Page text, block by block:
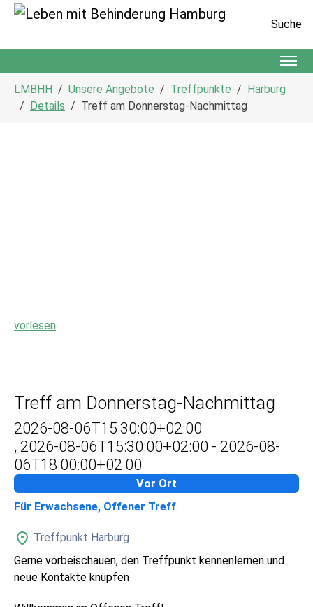
Suche
LMBHH Unsere Angebote Treffpunkte
Harburg
Details
Treff am Donnerstag-Nachmittag
vorlesen
Treff am Donnerstag-Nachmittag
2026-08-06T15:30:00+02:00
, 2026-08-06T15:30:00+02:00 - 2026-08-
06T18:00:00+02:00
Vor Ort
Für Erwachsene, Offener Treff
Treffpunkt Harburg
Gerne vorbeischauen, den Treffpunkt kennenlernen und
neue Kontakte knüpfen